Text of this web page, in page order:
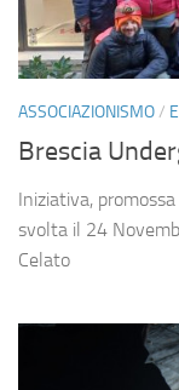
ASSOCIAZIONISMO/
Brescia
Iniziativa,
svolta il 24
Celato